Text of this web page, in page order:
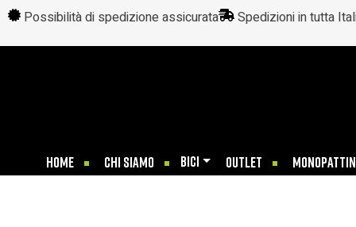
Possibilità di spedizione assicurata Spedizioni in tutta
HOME CHI SIAMO BICI OUTLET